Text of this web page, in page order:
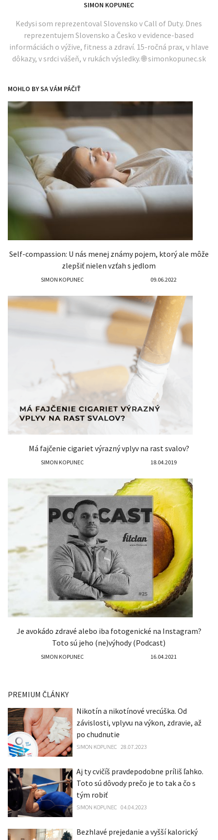
SIMON KOPUNEC
Kedysi som reprezentoval Slovensko v Call of Duty. Dnes
reprezentujem Slovensko a Česko v evidence-based
informáciách o výžive, fitness a zdraví. 15-ročná prax, v hlave
dôkazy, v srdci vášeň, v rukách výsledky. 🌐 simonkopunec.sk
MOHLO BY SA VÁM PÁČIŤ
Self-compassion: U nás menej známy pojem, ktorý ale môže
zlepšiť nielen vzťah s jedlom
SIMON KOPUNEC 09.06.2022
Má fajčenie cigariet výrazný vplyv na rast svalov?
SIMON KOPUNEC 18.04.2019
Je avokádo zdravé alebo iba fotogenické na Instagram?
Toto sú jeho (ne)výhody (Podcast)
SIMON KOPUNEC 16.04.2021
PREMIUM ČLÁNKY
Nikotín a nikotínové vrecúška. Od
závislosti, vplyvu na výkon, zdravie, až
po chudnutie
SIMON KOPUNEC 28.07.2023
Aj ty cvičíš pravdepodobne príliš ľahko.
Toto sú dôvody prečo je to tak a čo s
tým robiť
SIMON KOPUNEC 04.04.2023
Bezhlavé prejedanie a vyšší kalorický